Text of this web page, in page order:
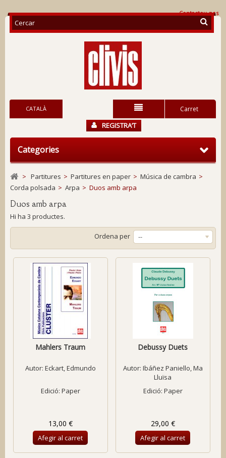
Contacteu-nos
Carret
CATALÀ
REGISTRA’T
Categories
> Partitures > Partitures en paper > Música de cambra >
Corda polsada > Arpa > Duos amb arpa
Duos amb arpa
Hi ha 3 productes.
Ordena per --
Mahlers Traum
Autor: Eckart, Edmundo
Edició: Paper
13,00 €
Afegir al carret
Debussy Duets
Autor: Ibáñez Paniello, Ma
Lluïsa
Edició: Paper
29,00 €
Afegir al carret